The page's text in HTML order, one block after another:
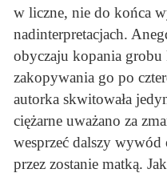
w liczne, nie do końca
nadinterpretacjach.
obyczaju kopania
zakopywania go po
autorka skwitowała
ciężarne uważano za
wesprzeć dalszy wywód
przez zostanie matką.